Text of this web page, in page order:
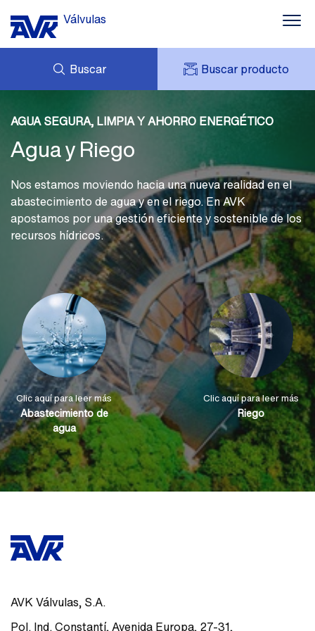
Válvulas
Agua y Riego
Aguas residuales
Contra incendios
Gas
Más información y soluciones
Buscar Buscar producto
DESCARGAS
CASOS DE ÉXITO
PRESTO
MI AVK
TARIFA DE PRECIOS
AGUA SEGURA, LIMPIA Y AHORRO ENERGÉTICO
Agua y Riego
Nos estamos moviendo hacia una nueva realidad en el
abastecimiento de agua y en el riego. En AVK
apostamos por una gestión eficiente y sostenible de los
recursos hídricos.
Clic aquí para leer más
Abastecimiento de
agua
Clic aquí para leer más
Riego
AVK Válvulas, S.A.
Pol. Ind. Constantí, Avenida Europa, 27-31,